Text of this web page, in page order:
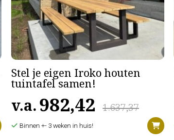
Stel je eigen Iroko houten
tuintafel samen!
v.a. 1.637,37
982,42
Binnen +- 3 weken in huis!